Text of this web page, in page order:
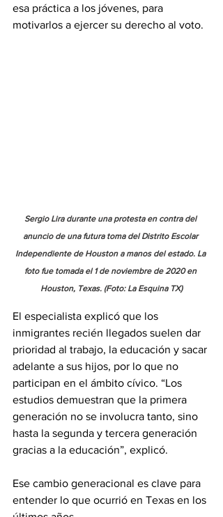
esa práctica a los jóvenes, para
motivarlos a ejercer su derecho al voto.
Sergio Lira durante una protesta en contra del
anuncio de una futura toma del Distrito Escolar
Independiente de Houston a manos del estado. La
foto fue tomada el 1 de noviembre de 2020 en
Houston, Texas. (Foto: La Esquina TX)
El especialista explicó que los
inmigrantes recién llegados suelen dar
prioridad al trabajo, la educación y sacar
adelante a sus hijos, por lo que no
participan en el ámbito cívico. “Los
estudios demuestran que la primera
generación no se involucra tanto, sino
hasta la segunda y tercera generación
gracias a la educación”, explicó.
Ese cambio generacional es clave para
entender lo que ocurrió en Texas en los